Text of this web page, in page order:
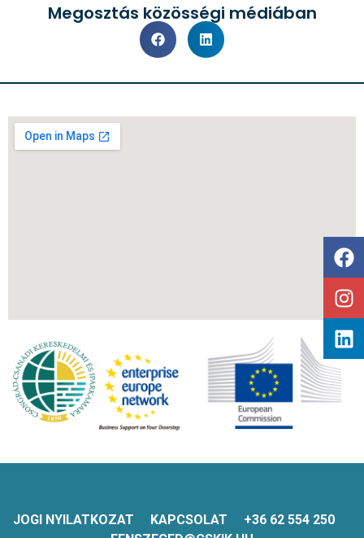
Megosztás közösségi médiában
JOGI NYILATKOZAT KAPCSOLAT
+36 62 554 250